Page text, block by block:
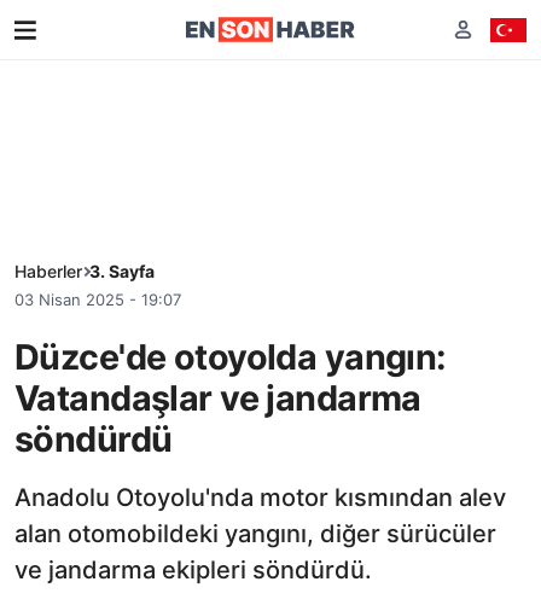
Haberler 3. Sayfa
03 Nisan 2025 - 19:07
Düzce'de otoyolda yangın:
Vatandaşlar ve jandarma
söndürdü
Anadolu Otoyolu'nda motor kısmından alev
alan otomobildeki yangını, diğer sürücüler
ve jandarma ekipleri söndürdü.